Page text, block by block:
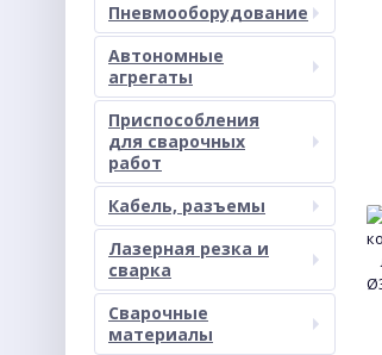
Пневмооборудование
Автономные
агрегаты
Приспособления
для сварочных
работ
Кабель, разъемы
Лазерная резка и
сварка
Сварочные
материалы